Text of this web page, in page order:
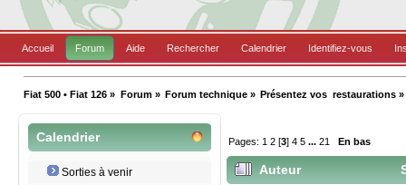
Accueil Forum Aide Rechercher Calendrier Identifiez-vous
Fiat 500 • Fiat 126 » Forum» Forum technique» Présentez vos  restaurations »
Calendrier
Sorties à venir
Pages: 1 2 [3]4 5 ...21 En bas
Auteur